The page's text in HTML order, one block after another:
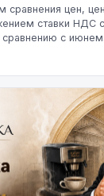
сравнения цен,
ставки НДС
с
августа.